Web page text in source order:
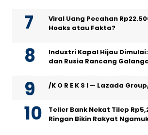
Viral Uang Pecahan
Hoaks atau Fakta?
Industri Kapal Hijau
dan Rusia Rancang
/K O R E K S I — Lazada
Teller Bank Nekat Tilep
Ringan Bikin Rakyat